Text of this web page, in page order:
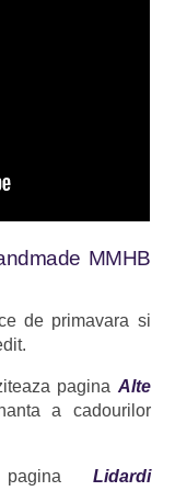
MMHB
de primavara si
pagina Alte
a cadourilor
pagina Lidardi